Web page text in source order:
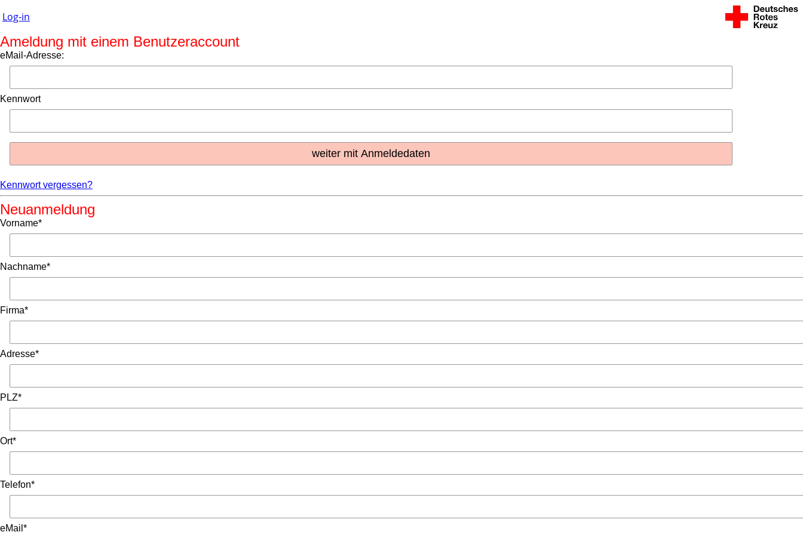
Log-in
Ameldung mit einem Benutzeraccount
eMail-Adresse:
Kennwort
Kennwort vergessen?
Neuanmeldung
Vorname*
Nachname*
Firma*
Adresse*
PLZ*
Ort*
Telefon*
eMail*